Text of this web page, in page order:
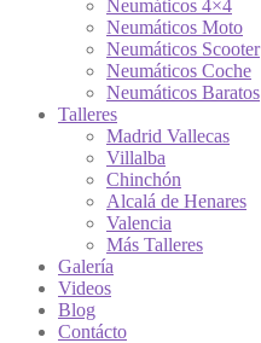
Neumáticos 4×4
Neumáticos Moto
Neumáticos Scooter
Neumáticos Coche
Neumáticos Baratos
Talleres
Madrid Vallecas
Villalba
Chinchón
Alcalá de Henares
Valencia
Más Talleres
Galería
Videos
Blog
Contácto